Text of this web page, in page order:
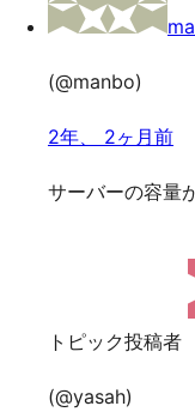
(@manbo)
2年、 2ヶ月前
サーバーの容量
トピック投稿者
(@yasah)